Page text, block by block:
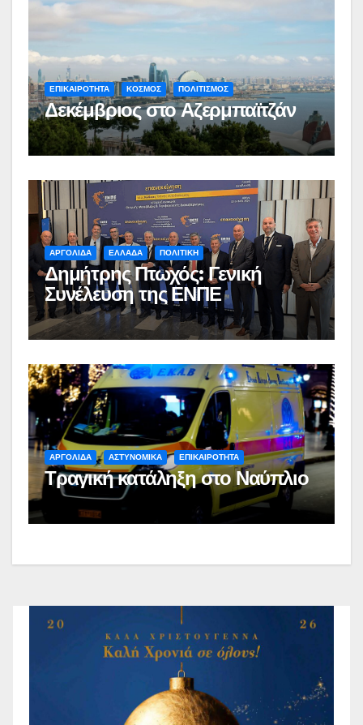
ΕΠΙΚΑΙΡΟΤΗΤΑ ΚΟΣΜΟΣ ΠΟΛΙΤΙΣΜΟΣ
Δεκέμβριος στο Αζερμπαϊτζάν
ΑΡΓΟΛΙΔΑ ΕΛΛΑΔΑ ΠΟΛΙΤΙΚΗ
Δημήτρης Πτωχός: Γενική
Συνέλευση της ΕΝΠΕ
ΑΡΓΟΛΙΔΑ ΑΣΤΥΝΟΜΙΚΑ ΕΠΙΚΑΙΡΟΤΗΤΑ
Τραγική κατάληξη στο Ναύπλιο